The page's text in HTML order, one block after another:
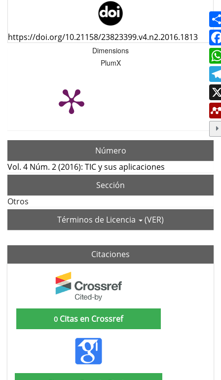
https://doi.org/10.21158/23823399.v4.n2.2016.1813
Dimensions
PlumX
Número
Vol. 4 Núm. 2 (2016): TIC y sus aplicaciones
Sección
Otros
Términos de Licencia
(VER)
Citaciones
0 Citas en Crossref